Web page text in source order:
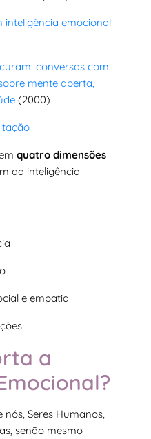
inteligência emocional
conversas com
mente aberta,
(2000)
quatro dimensões
da inteligência
e empatia
a
Seres Humanos,
senão mesmo